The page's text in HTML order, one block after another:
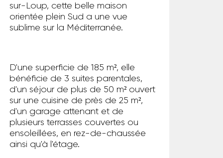
sur-Loup, cette belle maison
orientée plein Sud a une vue
sublime sur la Méditerranée.
D'une superficie de 185 m², elle
bénéficie de 3 suites parentales,
d'un séjour de plus de 50 m² ouvert
sur une cuisine de près de 25 m²,
d'un garage attenant et de
plusieurs terrasses couvertes ou
ensoleillées, en rez-de-chaussée
ainsi qu'à l'étage.